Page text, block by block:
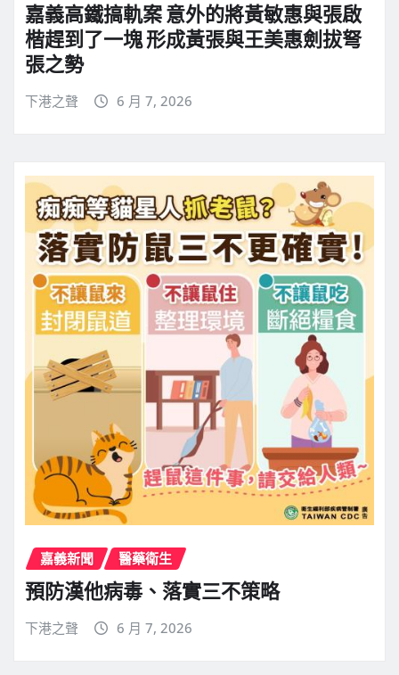
嘉義高鐵搞軌案 意外的將黃敏惠與張啟
楷趕到了一塊 形成黃張與王美惠劍拔弩
張之勢
下港之聲 6 月 7, 2026
嘉義新聞 醫藥衛生
預防漢他病毒、落實三不策略
下港之聲 6 月 7, 2026